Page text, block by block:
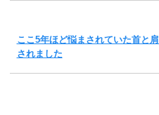
ここ5年ほど悩まされていた首と
されました